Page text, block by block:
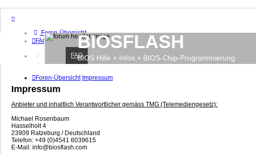
Foren-Übersicht
FAQ
Anmelden
Registrieren
BIOSFLASH
BIOS Hilfe + Infos + BIOS-Chip-Programmierung
FAQ
Foren-Übersicht Impressum
Impressum
Anbieter und inhaltlich Verantwortlicher gemäss TMG (Telemediengesetz):
Michael Rosenbaum
Hasselholt 4
23909 Ratzeburg / Deutschland
Telefon: +49 (0)4541 6039615
E-Mail: info@biosflash.com